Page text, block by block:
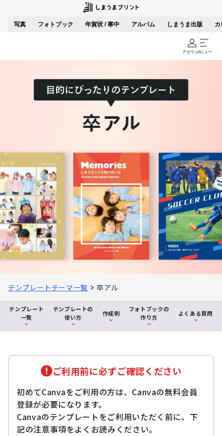
写真 フォトブック 年賀状 / 寒中 アルバム しまうま出版 カ
アカウントメニュー
テンプレートテーマ一覧 卒アル
テンプレート
一覧
テンプレートの
使い方
作成例
フォトブックの
作り方
よくある質問
ご利用前に必ずご確認ください
初めてCanvaをご利用の方は、Canvaの無料会員
登録が必要になります。
Canvaのテンプレートをご利用いただく前に、下
記の注意事項をよくお読みください。